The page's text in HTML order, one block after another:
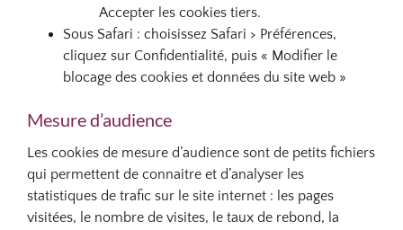
Accepter les cookies tiers.
Sous Safari : choisissez Safari > Préférences,
cliquez sur Confidentialité, puis « Modifier le
blocage des cookies et données du site web »
Mesure d’audience
Les cookies de mesure d’audience sont de petits fichiers
qui permettent de connaitre et d’analyser les
statistiques de trafic sur le site internet : les pages
visitées, le nombre de visites, le taux de rebond, la